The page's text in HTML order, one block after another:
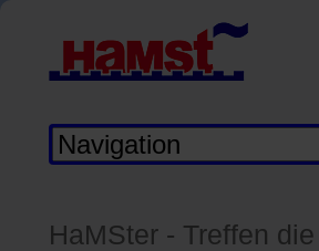
Zielseite
HaMSter - Treffen